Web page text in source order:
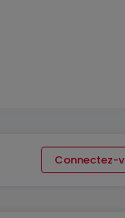
Connectez-